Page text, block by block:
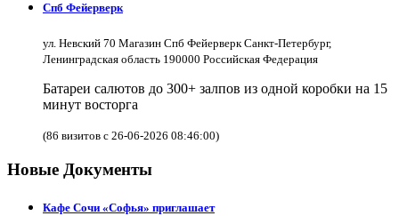
Спб Фейерверк
ул. Невский 70 Магазин Спб Фейерверк Санкт-Петербург,
Ленинградская область 190000 Российская Федерация
Батареи салютов до 300+ залпов из одной коробки на 15
минут восторга
(86 визитов с 26-06-2026 08:46:00)
Новые Документы
Кафе Сочи «Софья» приглашает